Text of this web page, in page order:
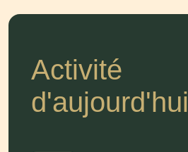
Activité
d'aujourd'hui